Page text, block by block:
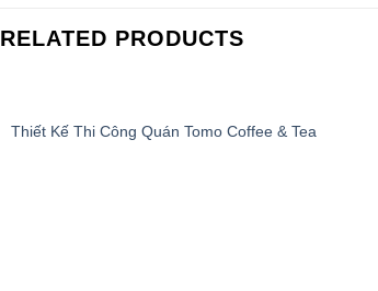
RELATED PRODUCTS
Thiết Kế Thi Công Quán Tomo Coffee & Tea